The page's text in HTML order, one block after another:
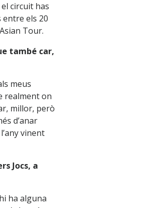
circuit has
els 20
Tour.
també car,
meus
realment on
millor, però
d’anar
vinent
Jocs, a
ha alguna